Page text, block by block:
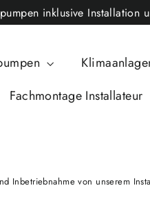
inklusive
Fachmontage Installateur
Inbetriebnahme von unserem